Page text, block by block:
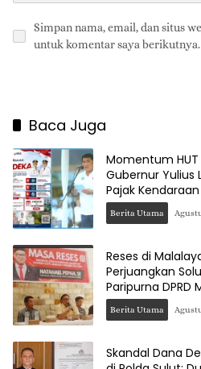
Simpan nama, email, dan situs
untuk komentar saya berikutnya.
Baca Juga
Momentum HUT
Gubernur Yulius
Pajak Kendaraan
Berita Utama
Reses di
Perjuangkan
Paripurna DPRD
Berita Utama
Skandal Dana